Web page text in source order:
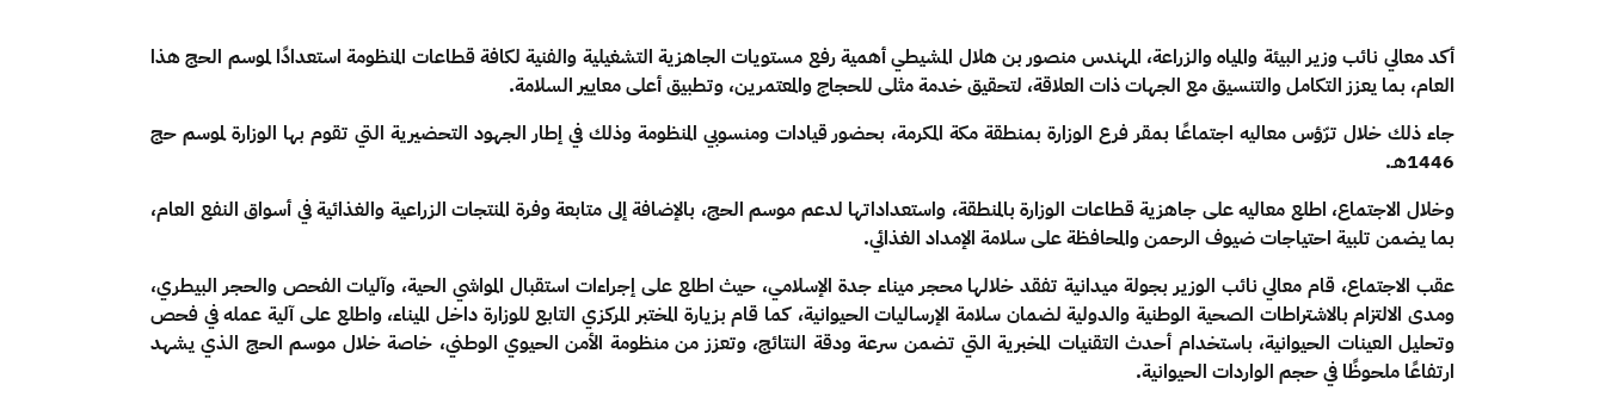
أكد معالي نائب وزير البيئة والمياه والزراعة، المهندس منصور بن هلال المشيطي أهمية رفع مستويات الجاهزية التشغيلية والفنية لكافة قطاعات المنظومة استعدادًا لموسم الحج هذا
العام، بما يعزز التكامل والتنسيق مع الجهات ذات العلاقة، لتحقيق خدمة مثلى للحجاج والمعتمرين، وتطبيق أعلى معايير السلامة.
جاء ذلك خلال ترّؤس معاليه اجتماعًا بمقر فرع الوزارة بمنطقة مكة المكرمة، بحضور قيادات ومنسوبي المنظومة وذلك في إطار الجهود التحضيرية التي تقوم بها الوزارة لموسم حج
1446هـ.
وخلال الاجتماع، اطلع معاليه على جاهزية قطاعات الوزارة بالمنطقة، واستعداداتها لدعم موسم الحج، بالإضافة إلى متابعة وفرة المنتجات الزراعية والغذائية في أسواق النفع العام،
بما يضمن تلبية احتياجات ضيوف الرحمن والمحافظة على سلامة الإمداد الغذائي.
عقب الاجتماع، قام معالي نائب الوزير بجولة ميدانية تفقد خلالها محجر ميناء جدة الإسلامي، حيث اطلع على إجراءات استقبال المواشي الحية، وآليات الفحص والحجر البيطري،
ومدى الالتزام بالاشتراطات الصحية الوطنية والدولية لضمان سلامة الإرساليات الحيوانية، كما قام بزيارة المختبر المركزي التابع للوزارة داخل الميناء، واطلع على آلية عمله في فحص
وتحليل العينات الحيوانية، باستخدام أحدث التقنيات المخبرية التي تضمن سرعة ودقة النتائج، وتعزز من منظومة الأمن الحيوي الوطني، خاصة خلال موسم الحج الذي يشهد
ارتفاعًا ملحوظًا في حجم الواردات الحيوانية.